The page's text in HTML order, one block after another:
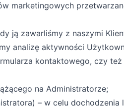
marketingowych
ją zawarliśmy z naszymi
analizę aktywności
kontaktowego, czy
na Administratorze;
– w celu